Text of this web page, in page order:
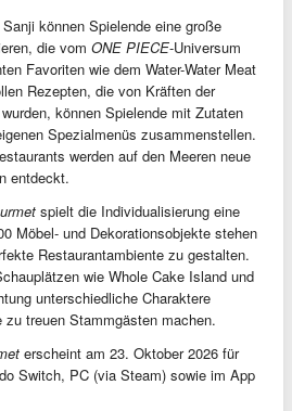
können Spielende eine große
die vom ONE PIECE-Universum
Favoriten wie dem Water-Water Meat
Rezepten, die von Kräften der
können Spielende mit Zutaten
Spezialmenüs zusammenstellen.
werden auf den Meeren neue
entdeckt.
spielt die Individualisierung eine
Möbel- und Dekorationsobjekte stehen
Restaurantambiente zu gestalten.
wie Whole Cake Island und
unterschiedliche Charaktere
treuen Stammgästen machen.
erscheint am 23. Oktober 2026 für
Switch, PC (via Steam) sowie im App